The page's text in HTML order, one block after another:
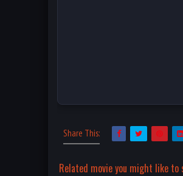
Share This:
Related movie you might like to